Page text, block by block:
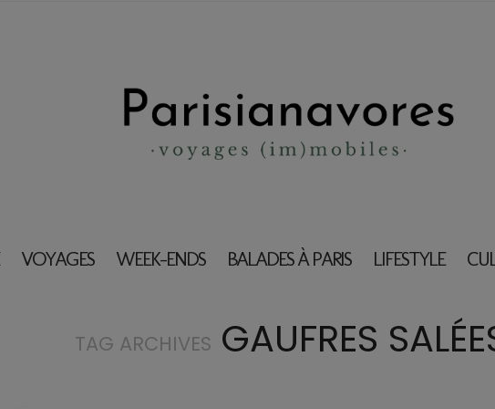
VOYAGES WEEK-ENDS BALADES À PARIS LIFESTYLE
TAG ARCHIVES GAUFRES